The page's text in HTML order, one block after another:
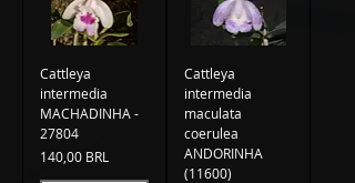
Cattleya
intermedia
MACHADINHA -
27804
Precio
140,00 BRL
Cattleya
intermedia
maculata
coerulea
ANDORINHA
(11600)